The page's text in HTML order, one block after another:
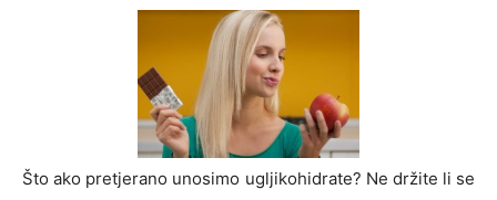
Što ako pretjerano unosimo ugljikohidrate? Ne držite li se